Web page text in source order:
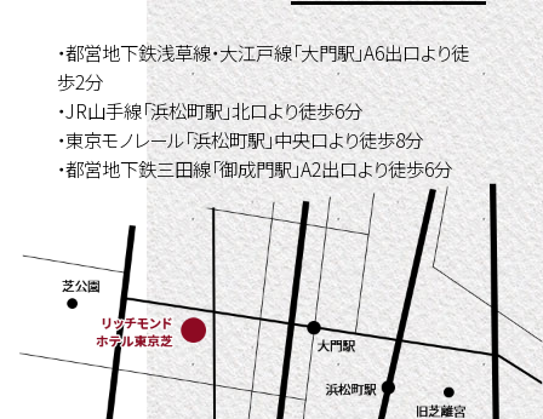
・都営地下鉄浅草線・大江戸線「大門駅」A6出口より徒
歩2分
・JR山手線「浜松町駅」北口より徒歩6分
・東京モノレール「浜松町駅」中央口より徒歩8分
・都営地下鉄三田線「御成門駅」A2出口より徒歩6分